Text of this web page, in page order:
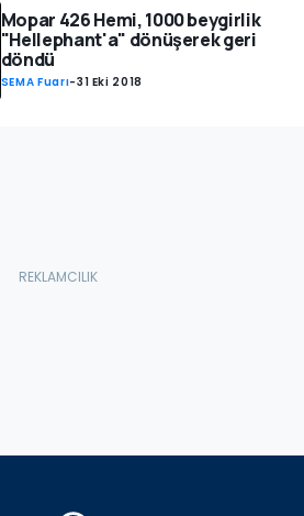
Mopar 426 Hemi, 1000 beygirlik
"Hellephant'a" dönüşerek geri
döndü
SEMA Fuarı-31 Eki 2018